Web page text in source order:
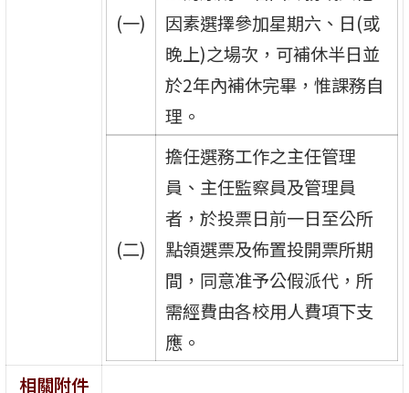
(一)
因素選擇參加星期六、日(或
晚上)之場次，可補休半日並
於2年內補休完畢，惟課務自
理。
(二)
擔任選務工作之主任管理
員、主任監察員及管理員
者，於投票日前一日至公所
點領選票及佈置投開票所期
間，同意准予公假派代，所
需經費由各校用人費項下支
應。
相關附件